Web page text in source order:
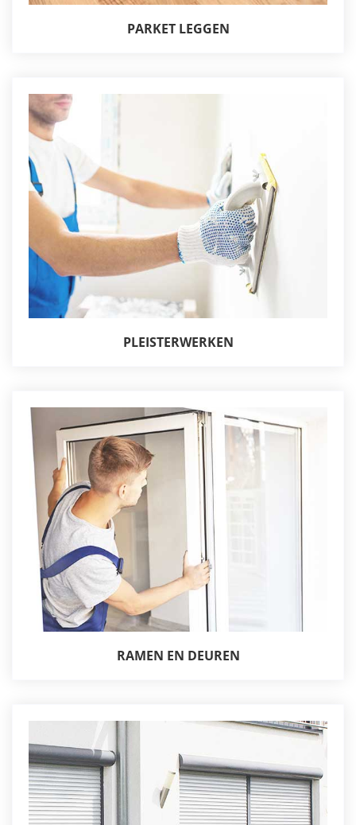
PARKET LEGGEN
PLEISTERWERKEN
RAMEN EN DEUREN